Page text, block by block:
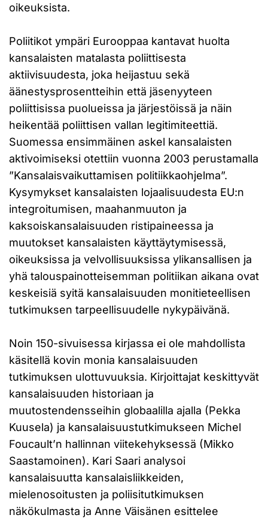
oikeuksista.
Poliitikot ympäri Eurooppaa kantavat huolta
kansalaisten matalasta poliittisesta
aktiivisuudesta, joka heijastuu sekä
äänestysprosentteihin että jäsenyyteen
poliittisissa puolueissa ja järjestöissä ja näin
heikentää poliittisen vallan legitimiteettiä.
Suomessa ensimmäinen askel kansalaisten
aktivoimiseksi otettiin vuonna 2003 perustamalla
”Kansalaisvaikuttamisen politiikkaohjelma”.
Kysymykset kansalaisten lojaalisuudesta EU:n
integroitumisen, maahanmuuton ja
kaksoiskansalaisuuden ristipaineessa ja
muutokset kansalaisten käyttäytymisessä,
oikeuksissa ja velvollisuuksissa ylikansallisen ja
yhä talouspainotteisemman politiikan aikana ovat
keskeisiä syitä kansalaisuuden monitieteellisen
tutkimuksen tarpeellisuudelle nykypäivänä.
Noin 150-sivuisessa kirjassa ei ole mahdollista
käsitellä kovin monia kansalaisuuden
tutkimuksen ulottuvuuksia. Kirjoittajat keskittyvät
kansalaisuuden historiaan ja
muutostendensseihin globaalilla ajalla (Pekka
Kuusela) ja kansalaisuustutkimukseen Michel
Foucault’n hallinnan viitekehyksessä (Mikko
Saastamoinen). Kari Saari analysoi
kansalaisuutta kansalaisliikkeiden,
mielenosoitusten ja poliisitutkimuksen
näkökulmasta ja Anne Väisänen esittelee